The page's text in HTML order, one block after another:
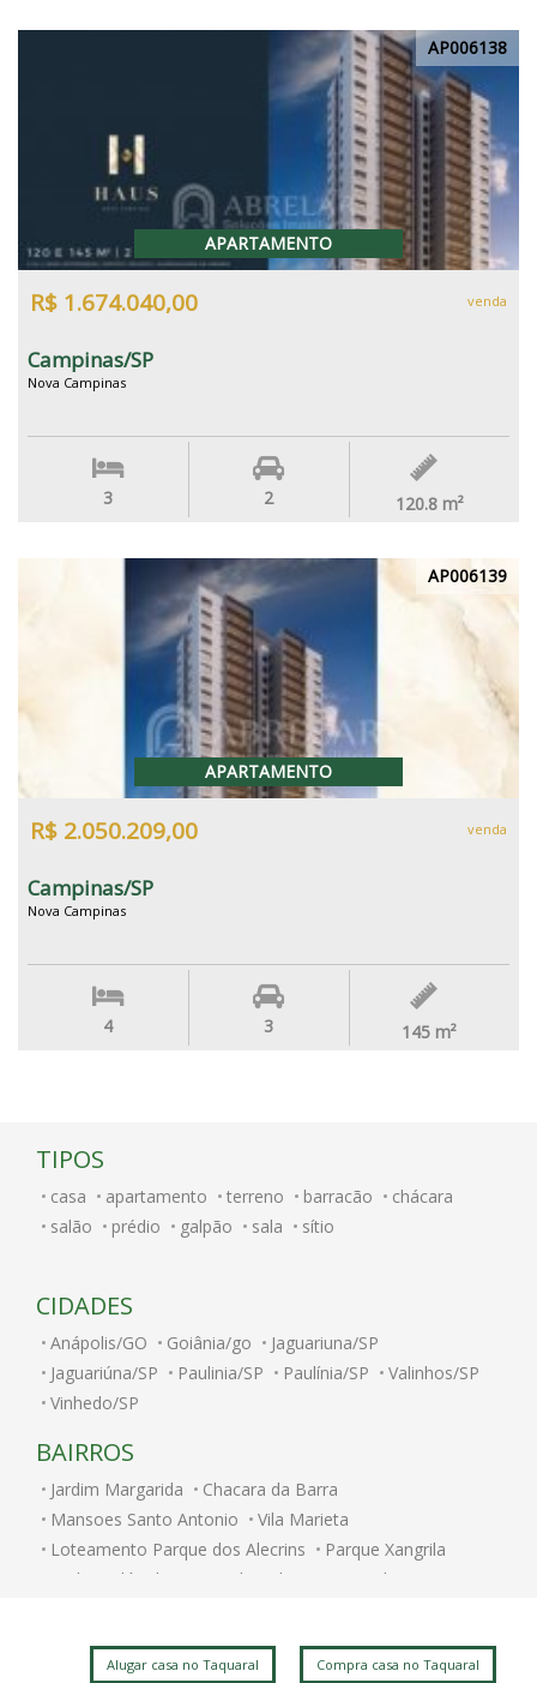
AP006138
APARTAMENTO
R$ 1.674.040,00 venda
Campinas/SP
Nova Campinas
3 2 120.8 m²
AP006139
APARTAMENTO
R$ 2.050.209,00 venda
Campinas/SP
Nova Campinas
4 3 145 m²
TIPOS
casa apartamento terreno barracão
chácara
salão
prédio galpão sala sítio
CIDADES
Anápolis/GO Goiânia/go
Jaguariuna/SP
Jaguariúna/SP
Paulinia/SP Paulínia/SP
Valinhos/SP
Vinhedo/SP
BAIRROS
Jardim Margarida
Chacara da Barra
Mansoes Santo Antonio
Vila Marieta
Loteamento Parque dos Alecrins
Parque Xangrila
Jardim Nilópolis
Caminhos de San Conrado (Sousas)
Cidade Universitária
Parque das Flores
Alugar casa no Taquaral Compra casa no Taquaral